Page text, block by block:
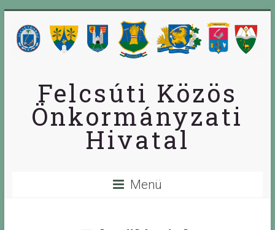
Felcsúti Közös
Önkormányzati
Hivatal
Menü